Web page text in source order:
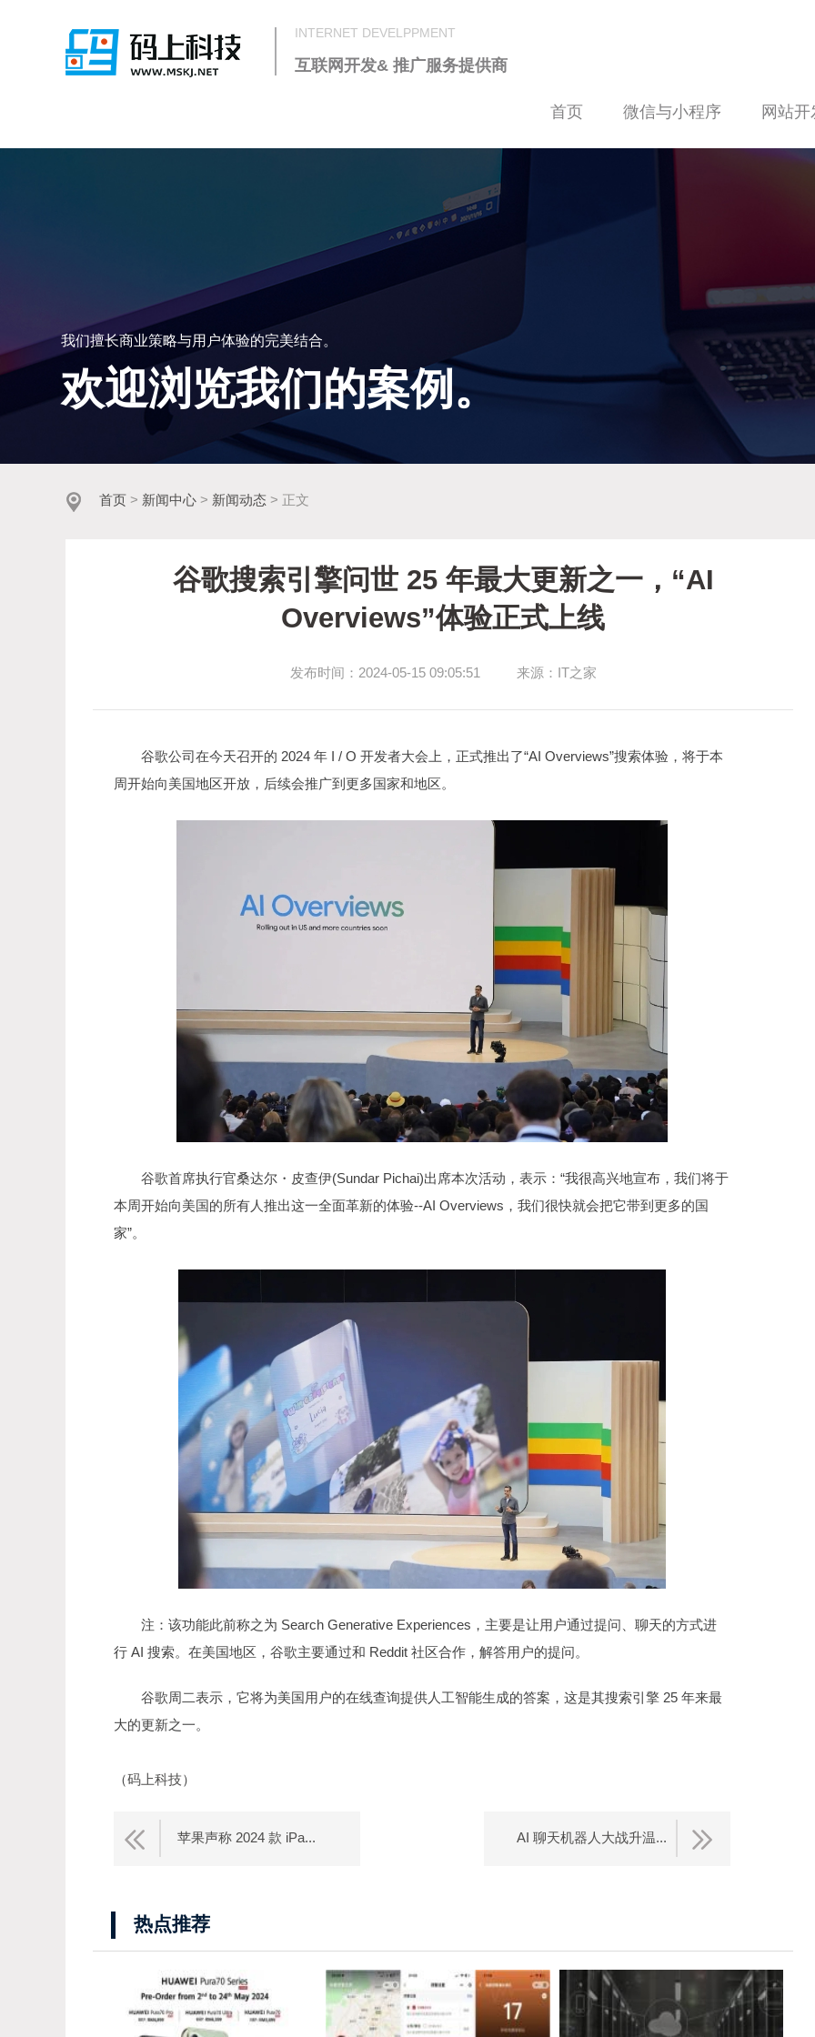
INTERNET DEVELPPMENT
互联网开发& 推广服务提供商
首页 微信与小程序 网站开
我们擅长商业策略与用户体验的完美结合。
欢迎浏览我们的案例。
首页 > 新闻中心 > 新闻动态 > 正文
谷歌搜索引擎问世 25 年最大更新之一，“AI
Overviews”体验正式上线
发布时间：2024-05-15 09:05:51 来源：IT之家
谷歌公司在今天召开的 2024 年 I / O 开发者大会上，正式推出了“AI Overviews”搜索体验，将于本
周开始向美国地区开放，后续会推广到更多国家和地区。
谷歌首席执行官桑达尔・皮查伊(Sundar Pichai)出席本次活动，表示：“我很高兴地宣布，我们将于
本周开始向美国的所有人推出这一全面革新的体验--AI Overviews，我们很快就会把它带到更多的国
家”。
注：该功能此前称之为 Search Generative Experiences，主要是让用户通过提问、聊天的方式进
行 AI 搜索。在美国地区，谷歌主要通过和 Reddit 社区合作，解答用户的提问。
谷歌周二表示，它将为美国用户的在线查询提供人工智能生成的答案，这是其搜索引擎 25 年来最
大的更新之一。
（码上科技）
苹果声称 2024 款 iPa... AI 聊天机器人大战升温...
热点推荐